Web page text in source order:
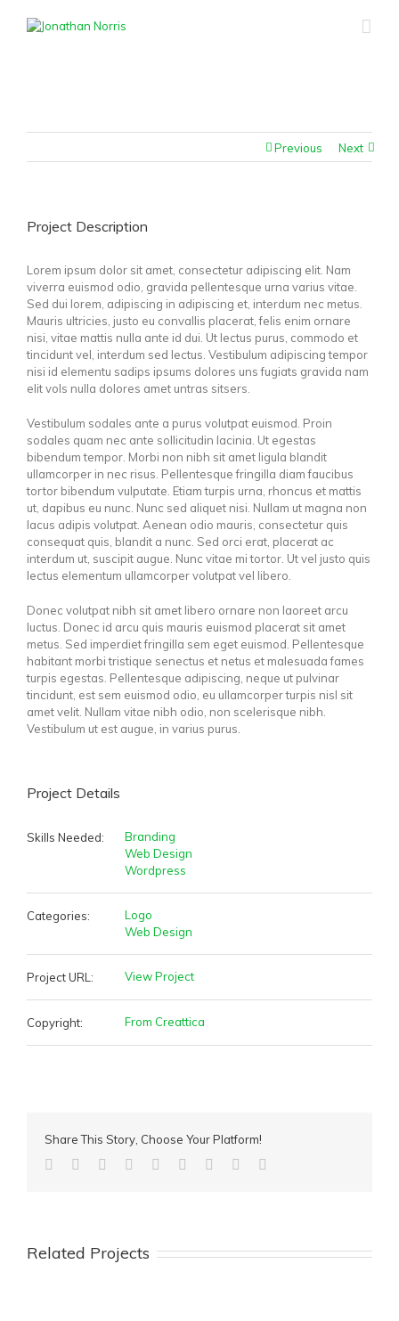
Previous Next
Project Description
Lorem ipsum dolor sit amet, consectetur adipiscing elit. Nam
viverra euismod odio, gravida pellentesque urna varius vitae.
Sed dui lorem, adipiscing in adipiscing et, interdum nec metus.
Mauris ultricies, justo eu convallis placerat, felis enim ornare
nisi, vitae mattis nulla ante id dui. Ut lectus purus, commodo et
tincidunt vel, interdum sed lectus. Vestibulum adipiscing tempor
nisi id elementu sadips ipsums dolores uns fugiats gravida nam
elit vols nulla dolores amet untras sitsers.
Vestibulum sodales ante a purus volutpat euismod. Proin
sodales quam nec ante sollicitudin lacinia. Ut egestas
bibendum tempor. Morbi non nibh sit amet ligula blandit
ullamcorper in nec risus. Pellentesque fringilla diam faucibus
tortor bibendum vulputate. Etiam turpis urna, rhoncus et mattis
ut, dapibus eu nunc. Nunc sed aliquet nisi. Nullam ut magna non
lacus adipis volutpat. Aenean odio mauris, consectetur quis
consequat quis, blandit a nunc. Sed orci erat, placerat ac
interdum ut, suscipit augue. Nunc vitae mi tortor. Ut vel justo quis
lectus elementum ullamcorper volutpat vel libero.
Donec volutpat nibh sit amet libero ornare non laoreet arcu
luctus. Donec id arcu quis mauris euismod placerat sit amet
metus. Sed imperdiet fringilla sem eget euismod. Pellentesque
habitant morbi tristique senectus et netus et malesuada fames
turpis egestas. Pellentesque adipiscing, neque ut pulvinar
tincidunt, est sem euismod odio, eu ullamcorper turpis nisl sit
amet velit. Nullam vitae nibh odio, non scelerisque nibh.
Vestibulum ut est augue, in varius purus.
Project Details
Skills Needed:
Branding
Web Design
Wordpress
Categories:
Logo
Web Design
Project URL: View Project
Copyright: From Creattica
Share This Story, Choose Your Platform!
Facebook
TwitterLinkedin
Reddit TumblrGoogle+Pinterest
Related Projects